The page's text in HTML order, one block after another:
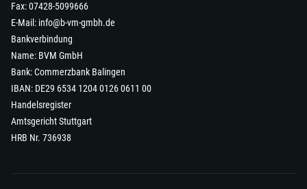
Fax: 07428-5099666
E-Mail: info@b-vm-gmbh.de
Bankverbindung
Name: BVM GmbH
Bank: Commerzbank Balingen
IBAN: DE29 6534 1204 0126 0611 00
Handelsregister
Amtsgericht Stuttgart
HRB Nr. 736938